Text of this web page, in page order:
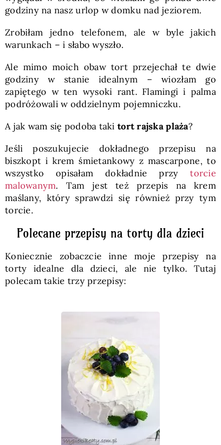
godziny na nasz urlop w domku nad jeziorem.
Zrobiłam jedno telefonem, ale w byle jakich
warunkach – i słabo wyszło.
Ale mimo moich obaw tort przejechał te dwie
godziny w stanie idealnym – wiozłam go
zapiętego w ten wysoki rant. Flamingi i palma
podróżowali w oddzielnym pojemniczku.
A jak wam się podoba takitort rajska plaża?
Jeśli poszukujecie dokładnego przepisu na
biszkopt i krem śmietankowy z mascarpone, to
wszystko opisałam dokładnie przytorcie
malowanym. Tam jest też przepis na krem
maślany, który sprawdzi się również przy tym
torcie.
Polecane przepisy na torty dla dzieci
Koniecznie zobaczcie inne moje przepisy na
torty idealne dla dzieci, ale nie tylko. Tutaj
polecam takie trzy przepisy: